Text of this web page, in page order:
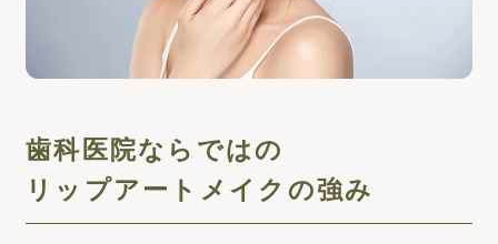
歯科医院ならではの
リップアートメイクの強み